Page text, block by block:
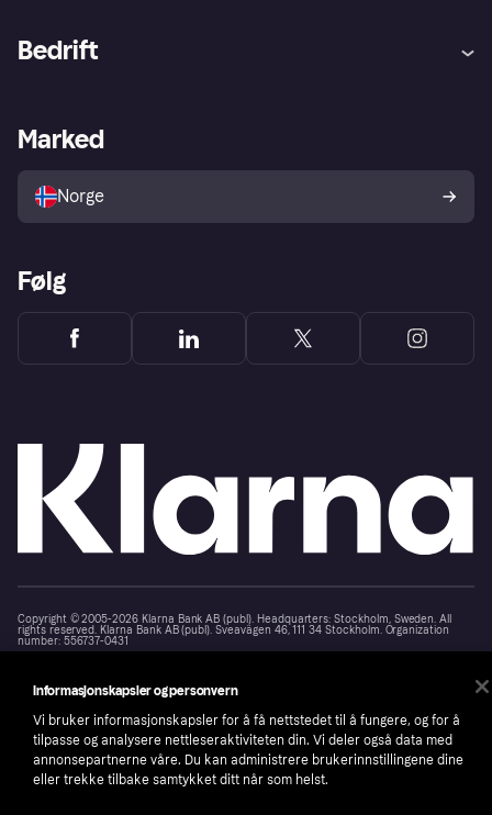
Utforsk butikker
Bedrift
Merchant portal
Marked
Norge
Følg
Copyright © 2005-2026 Klarna Bank AB (publ). Headquarters: Stockholm, Sweden. All
rights reserved. Klarna Bank AB (publ). Sveavägen 46, 111 34 Stockholm. Organization
number: 556737-0431
Informasjonskapsler og personvern
Vi bruker informasjonskapsler for å få nettstedet til å fungere, og for å
tilpasse og analysere nettleseraktiviteten din. Vi deler også data med
annonsepartnerne våre. Du kan administrere brukerinnstillingene dine
eller trekke tilbake samtykket ditt når som helst.